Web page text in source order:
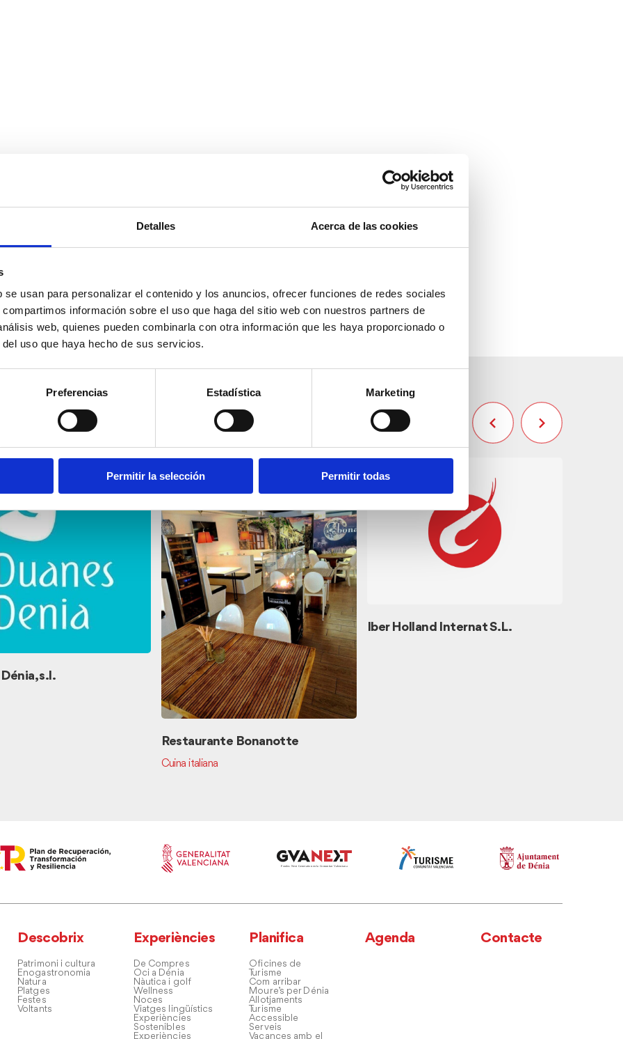
Detalles Acerca de las cookies
usan para personalizar el contenido y los anuncios, ofrecer funciones de redes sociales
información sobre el uso que haga del sitio web con nuestros partners de
web, quienes pueden combinarla con otra información que les haya proporcionado o
uso que haya hecho de sus servicios.
Preferencias Estadística Marketing
Permitir la selección Permitir todas
s.l.
Restaurante Bonanotte
Cuina italiana
Iber Holland Internat S.L.
Descobrix
Patrimoni i cultura
Enogastronomia
Natura
Platges
Festes
Voltants
Experiències
De Compres
Oci a Dénia
Nàutica i golf
Wellness
Noces
Viatges lingüístics
Experiències
Sostenibles
Experiències
Planifica
Oficines de
Turisme
Com arribar
Moure’s per Dénia
Allotjaments
Turisme
Accessible
Serveis
Vacances amb el
Agenda Contacte